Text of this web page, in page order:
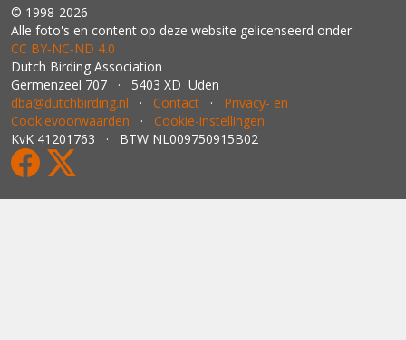
© 1998-2026
Alle foto's en content op deze website gelicenseerd onder
CC BY‑NC‑ND 4.0
Dutch Birding Association
Germenzeel 707 · 5403 XD Uden
dba@dutchbirding.nl · Contact · Privacy- en
Cookievoorwaarden · Cookie-instellingen
KvK 41201763 · BTW NL009750915B02